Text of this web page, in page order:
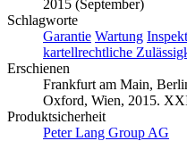
2015 (September)
Schlagworte
Garantie Wartung
kartellrechtliche
Erschienen
Frankfurt am Main,
Oxford, Wien, 2015.
Produktsicherheit
Peter Lang Group AG